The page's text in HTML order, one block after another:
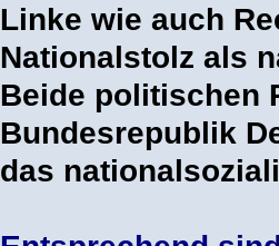
Linke wie auch
Nationalstolz als
Beide politischen
Bundesrepublik
das